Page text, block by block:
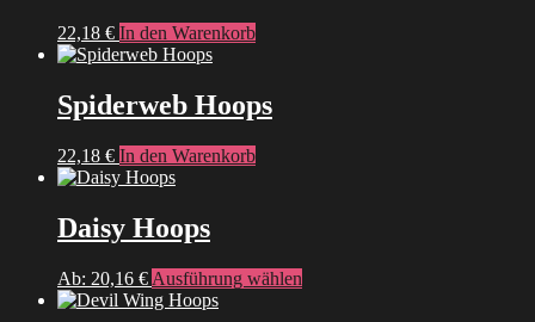
22,18 € In den Warenkorb
Spiderweb Hoops
22,18 € In den Warenkorb
Daisy Hoops
Ab: 20,16 € Ausführung wählen